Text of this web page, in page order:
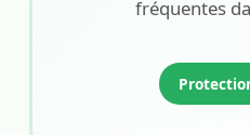
fréquentes